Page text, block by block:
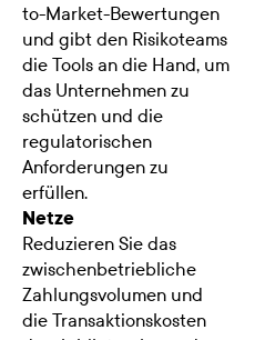
to-Market-Bewertungen
und gibt den Risikoteams
die Tools an die Hand, um
das Unternehmen zu
schützen und die
regulatorischen
Anforderungen zu
erfüllen.
Netze
Reduzieren Sie das
zwischenbetriebliche
Zahlungsvolumen und
die Transaktionskosten